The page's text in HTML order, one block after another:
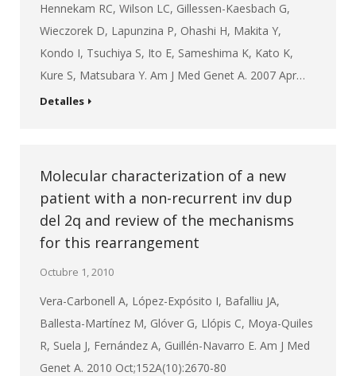
Hennekam RC, Wilson LC, Gillessen-Kaesbach G,
Wieczorek D, Lapunzina P, Ohashi H, Makita Y,
Kondo I, Tsuchiya S, Ito E, Sameshima K, Kato K,
Kure S, Matsubara Y. Am J Med Genet A. 2007 Apr…
Detalles
Molecular characterization of a new
patient with a non-recurrent inv dup
del 2q and review of the mechanisms
for this rearrangement
Octubre 1, 2010
Vera-Carbonell A, López-Expósito I, Bafalliu JA,
Ballesta-Martínez M, Glóver G, Llópis C, Moya-Quiles
R, Suela J, Fernández A, Guillén-Navarro E. Am J Med
Genet A. 2010 Oct;152A(10):2670-80